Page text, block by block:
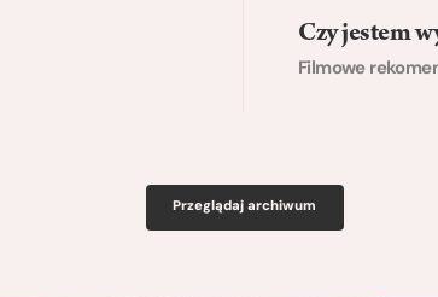
Czy jestem
Filmowe
Przeglądaj archiwum